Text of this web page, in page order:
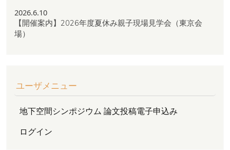
2026.6.10
【開催案内】2026年度夏休み親子現場見学会（東京会
場）
ユーザメニュー
地下空間シンポジウム 論文投稿電子申込み
ログイン